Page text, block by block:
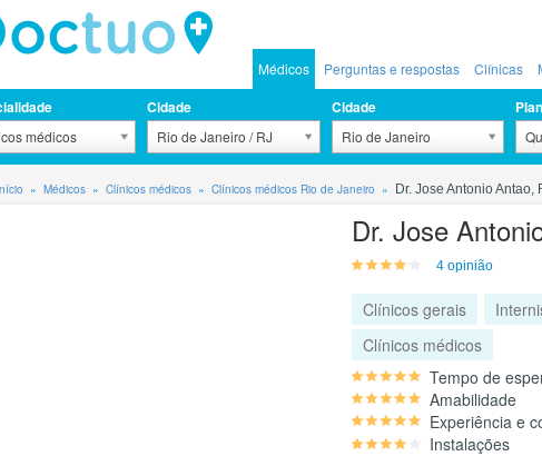
Médicos Perguntas e respostas Clínicas
médicos
Cidade
Rio de Janeiro / RJ
Cidade
Rio de Janeiro
Médicos Clínicos médicos Clínicos médicos Rio de Janeiro Dr. Jose Antonio Antao,
Dr. Jose
4 opinião
Clínicos gerais
Clínicos médicos
Tempo de
Amabilidade
Experiência e
Instalações